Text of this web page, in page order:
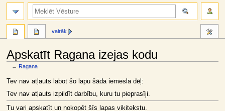
Apskatīt Ragana izejas kodu
←Ragana
Jump
to
navigation
Jump
to
search
Tev nav atļauts labot šo lapu šāda iemesla dēļ:
Tev nav atļauts izpildīt darbību, kuru tu pieprasīji.
Tu vari apskatīt un nokopēt šīs lapas vikitekstu.
vairāk
meklēt